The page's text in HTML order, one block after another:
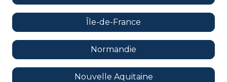
Île-de-France
Normandie
Nouvelle Aquitaine